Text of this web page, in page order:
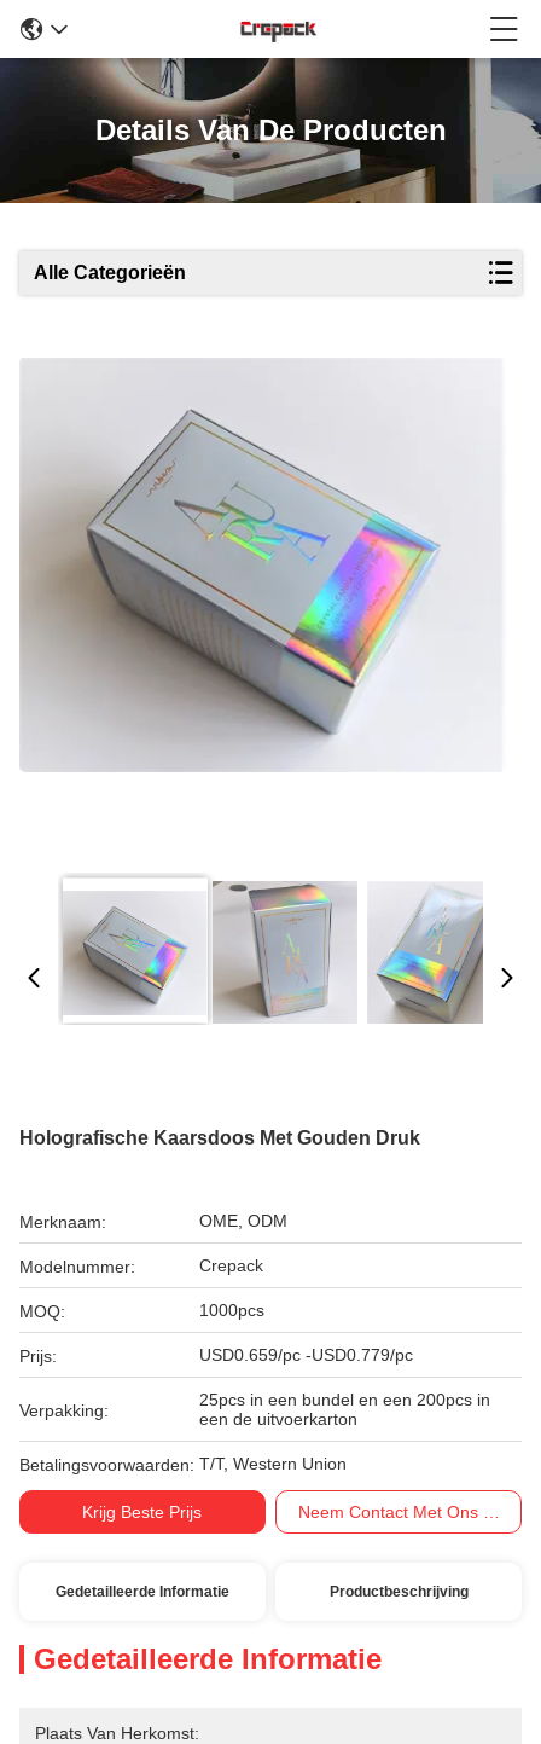
Details Van De Producten
Alle Categorieën
Holografische Kaarsdoos Met Gouden Druk
Merknaam: OME, ODM
Modelnummer: Crepack
MOQ: 1000pcs
Prijs: USD0.659/pc -USD0.779/pc
Verpakking:
25pcs in een bundel en een 200pcs in
een de uitvoerkarton
Betalingsvoorwaarden: T/T, Western Union
Krijg Beste Prijs Neem Contact Met Ons Op
Gedetailleerde Informatie Productbeschrijving
Gedetailleerde Informatie
Plaats Van Herkomst: